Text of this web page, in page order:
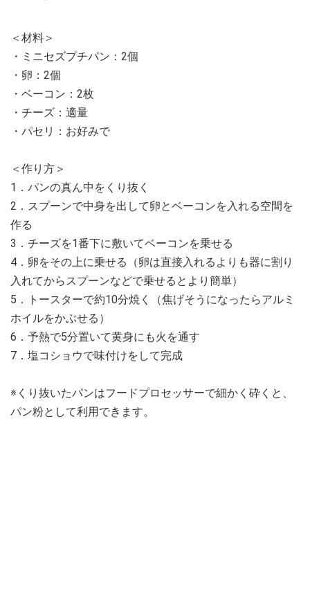
＜材料＞
・ミニセズプチパン：2個
・卵：2個
・ベーコン：2枚
・チーズ：適量
・パセリ：お好みで
＜作り方＞
1．パンの真ん中をくり抜く
2．スプーンで中身を出して卵とベーコンを入れる空間を
作る
3．チーズを1番下に敷いてベーコンを乗せる
4．卵をその上に乗せる（卵は直接入れるよりも器に割り
入れてからスプーンなどで乗せるとより簡単）
5．トースターで約10分焼く（焦げそうになったらアルミ
ホイルをかぶせる）
6．予熱で5分置いて黄身にも火を通す
7．塩コショウで味付けをして完成
※くり抜いたパンはフードプロセッサーで細かく砕くと、
パン粉として利用できます。